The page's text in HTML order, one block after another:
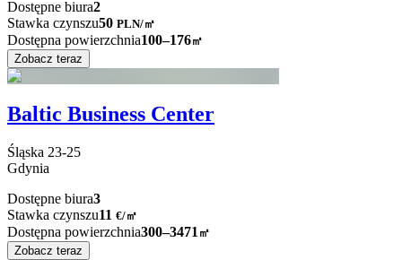
Dostępne biura2
Stawka czynszu50 PLN/㎡
Dostępna powierzchnia100–176㎡
Zobacz teraz
Baltic Business Center
Śląska 23-25
Gdynia
Dostępne biura3
Stawka czynszu11 €/㎡
Dostępna powierzchnia300–3471 ㎡
Zobacz teraz